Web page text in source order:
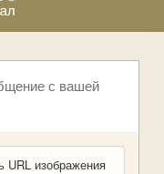
с вашей
URL изображения